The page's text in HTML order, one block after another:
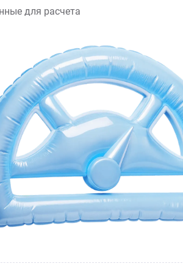
для расчета